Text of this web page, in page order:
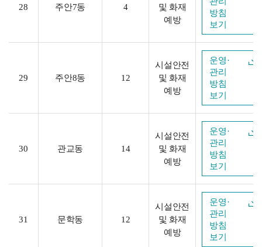
28 주안7동 4
및 화재
예방
방침
보기
29 주안8동 12
시설안전
및 화재
예방
운영·
관리
방침
보기
30 관교동 14
시설안전
및 화재
예방
운영·
관리
방침
보기
31 문학동 12
시설안전
및 화재
예방
운영·
관리
방침
보기